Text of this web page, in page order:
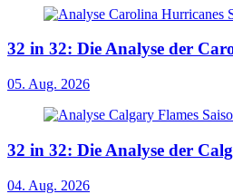
32 in 32: Die Analyse der
05. Aug. 2026
32 in 32: Die Analyse der
04. Aug. 2026